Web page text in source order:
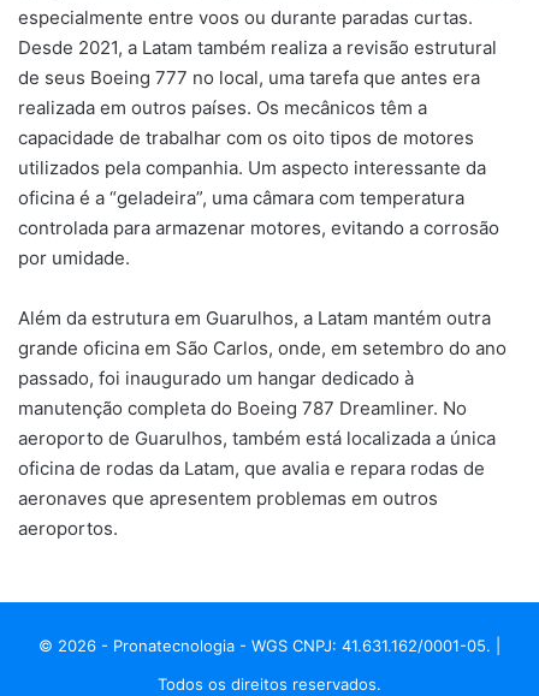
especialmente entre voos ou durante paradas curtas.
Desde 2021, a Latam também realiza a revisão estrutural
de seus Boeing 777 no local, uma tarefa que antes era
realizada em outros países. Os mecânicos têm a
capacidade de trabalhar com os oito tipos de motores
utilizados pela companhia. Um aspecto interessante da
oficina é a “geladeira”, uma câmara com temperatura
controlada para armazenar motores, evitando a corrosão
por umidade.
Além da estrutura em Guarulhos, a Latam mantém outra
grande oficina em São Carlos, onde, em setembro do ano
passado, foi inaugurado um hangar dedicado à
manutenção completa do Boeing 787 Dreamliner. No
aeroporto de Guarulhos, também está localizada a única
oficina de rodas da Latam, que avalia e repara rodas de
aeronaves que apresentem problemas em outros
aeroportos.
© 2026 - Pronatecnologia - WGS CNPJ: 41.631.162/0001-05. |
Todos os direitos reservados.